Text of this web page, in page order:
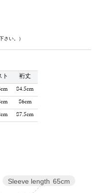
さい。）
裄丈
84.5cm
86cm
87.5cm
Sleeve length 65cm